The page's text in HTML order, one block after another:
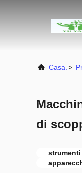
Casa. >
di